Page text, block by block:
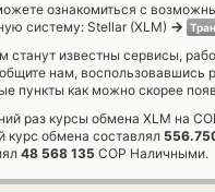
ознакомиться с
систему: Stellar (XLM) →
станут известны сервисы,
нам, воспользовавшись
пункты как можно скорее
раз курсы обмена XLM на
курс обмена составлял
48 568 135 COP Наличными.